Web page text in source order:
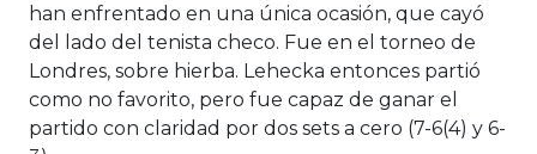
han enfrentado en una única ocasión, que cayó
del lado del tenista checo. Fue en el torneo de
Londres, sobre hierba. Lehecka entonces partió
como no favorito, pero fue capaz de ganar el
partido con claridad por dos sets a cero (7-6(4) y 6-